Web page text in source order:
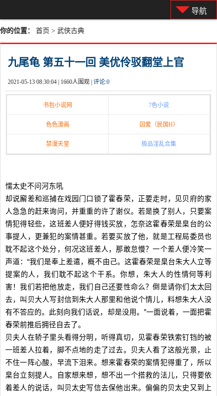
导航
你的位置： 首页 > 武侠古典
九尾龟 第五十一回 美优伶驳翻堂上官
2021-05-13 08:30:04 | 1660人围观 | 评论:0
书包小说网 7色小说
色色漫画 囚爱（民国H）
禁漫天堂 极品淫乱合集
懦太史不问河东吼
却说廨差和巡捕在戏园门口锁了霍春荣，正要走时，见贝府的家
人急急的赶来询问，并重重的许了谢仪。若是换了别人，只要案
情犯得轻些，这班差人便好得钱买放，怎奈这霍春荣是臬台的公
事提人，更兼犯的案情甚重。若要买放了他，就是工程局委员也
耽不起这个处分，何况这班差人，那敢怠慢？一个差人便冷笑一
声道：“我们是奉上差遣，概不由己。这霍春荣是臬台朱大人立等
提案的人，我们耽不起这个干系。你想，朱大人的性情何等利
害！我们若把他放走，我们自己还要性命么？倒是请你们太太回
去，叫贝大人写封信到朱大人那里和他说个情儿，料想朱大人没
有不答应的。此刻向我们话说，却是没用。”一面说着，一面把霍
春荣前推后拥径自去了。
贝夫人在轿子里头看得分明，听得真切，见霍春荣铁索钉铛的被
一班差人拉着，脚不点地的走了过去。贝夫人看了这般光景，止
不住一阵心酸，早流下泪来。想来霍春荣的案情犯得重了，所以
臬台立刻提人。自家想来想，想不出一个搭救的法儿，只得要依
着差人的说话，叫贝太史写信去保他出来。偏偏的贝太史又到上